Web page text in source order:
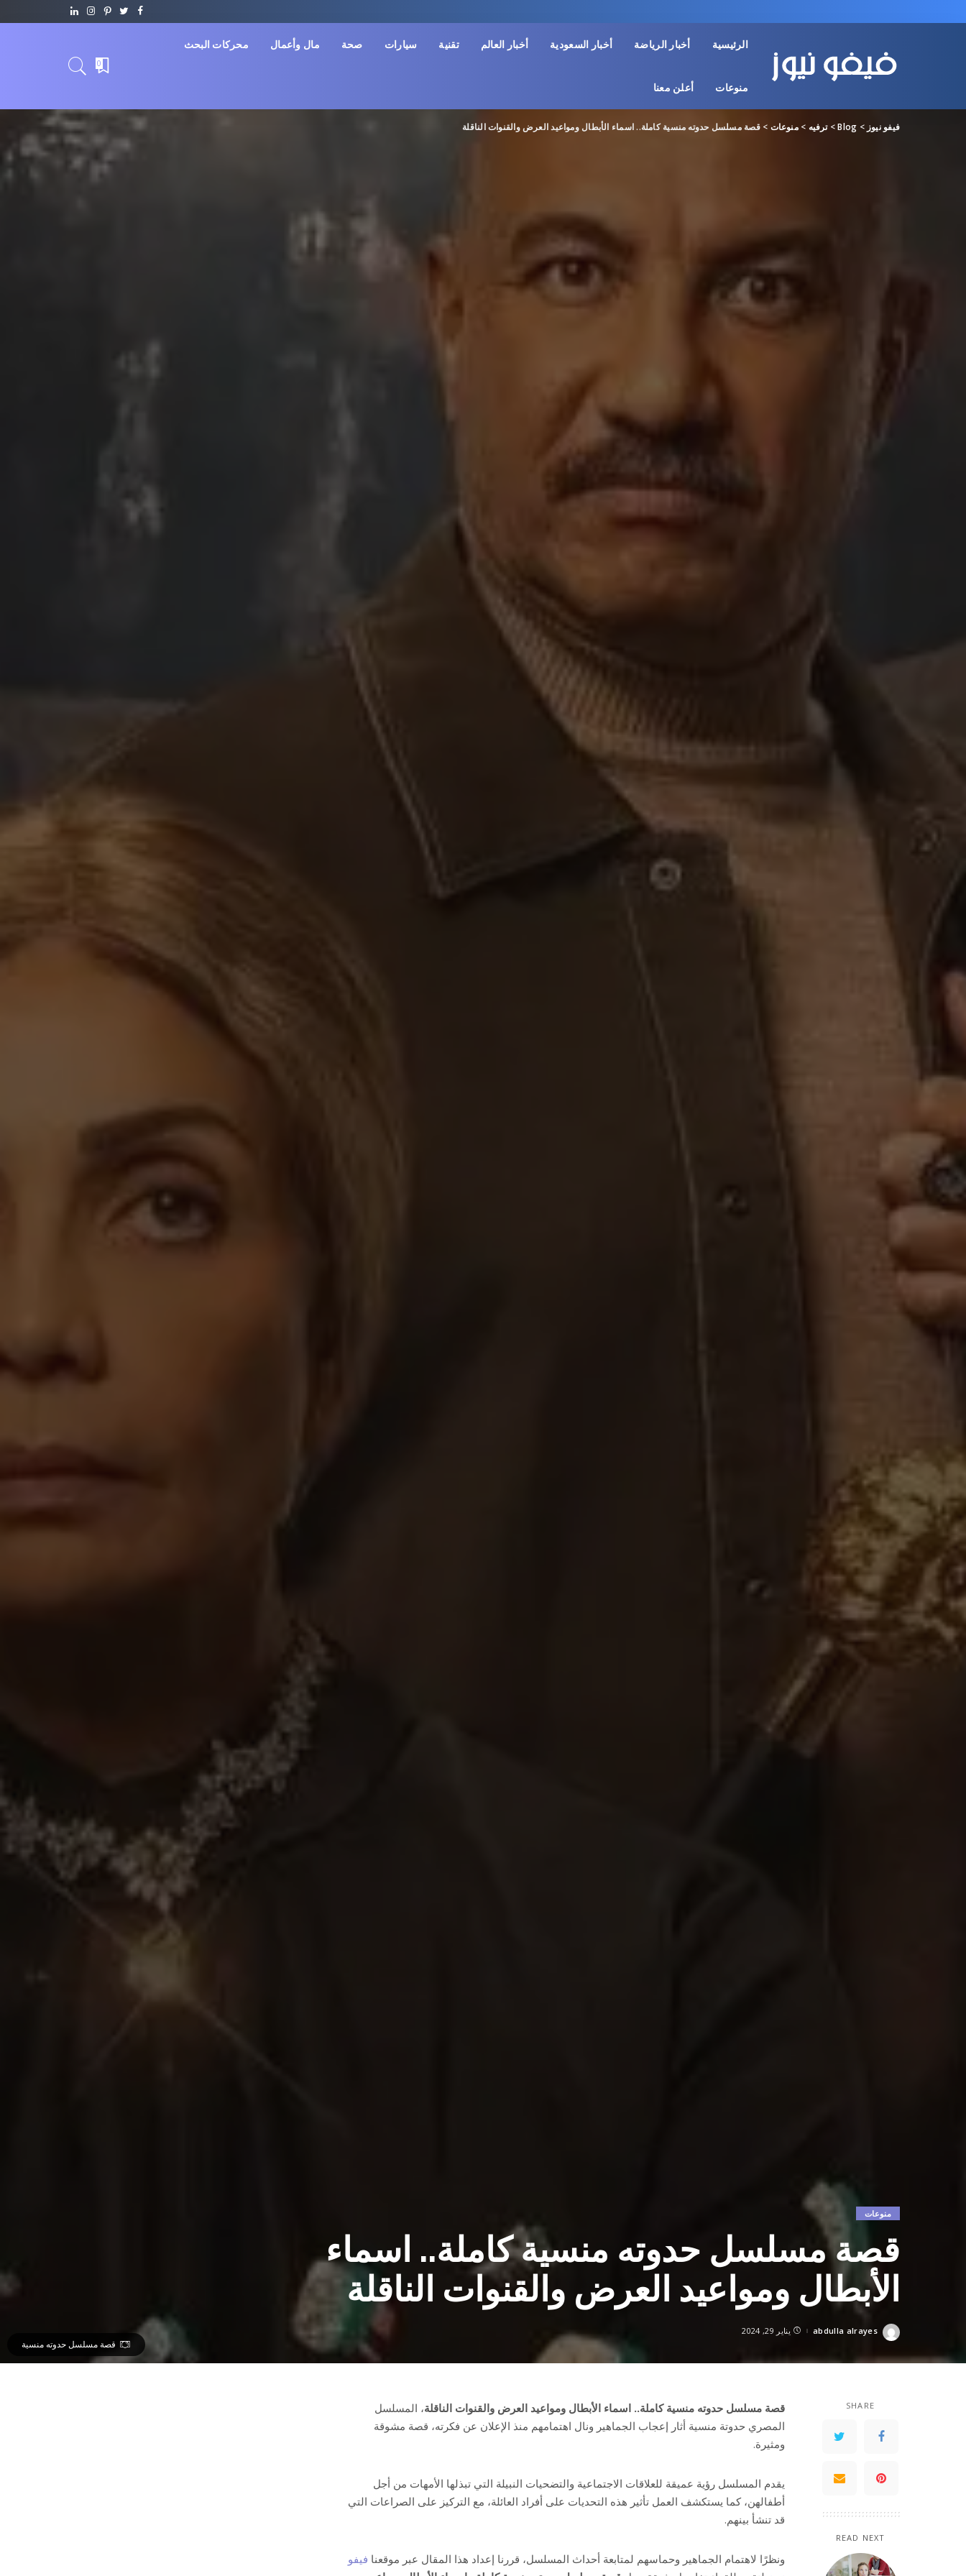
الرئيسية أخبار الرياضة أخبار السعودية أخبار العالم تقنية سيارات صحة مال وأعمال محركات البحث
منوعات أعلن معنا
0
قصة مسلسل حدوته منسية
فيفو نيوز >
Blog
>ترفيه >منوعات >قصة مسلسل حدوته منسية كاملة.. اسماء الأبطال ومواعيد العرض والقنوات الناقلة
منوعات
قصة مسلسل حدوته منسية كاملة.. اسماء
الأبطال ومواعيد العرض والقنوات الناقلة
Posted
abdulla alrayes يناير 29, 2024
SHARE
READ NEXT
قصة مسلسل حدوته منسية كاملة.. اسماء الأبطال ومواعيد العرض والقنوات الناقلة، المسلسل
المصري حدوتة منسية أثار إعجاب الجماهير ونال اهتمامهم منذ الإعلان عن فكرته، قصة مشوقة
ومثيرة.
يقدم المسلسل رؤية عميقة للعلاقات الاجتماعية والتضحيات النبيلة التي تبذلها الأمهات من أجل
أطفالهن، كما يستكشف العمل تأثير هذه التحديات على أفراد العائلة، مع التركيز على الصراعات التي
قد تنشأ بينهم.
ونظرًا لاهتمام الجماهير وحماسهم لمتابعة أحداث المسلسل، قررنا إعداد هذا المقال عبر موقعنا فيفو